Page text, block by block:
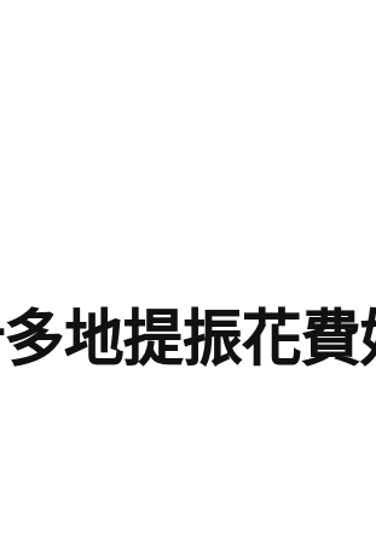
地提振花費